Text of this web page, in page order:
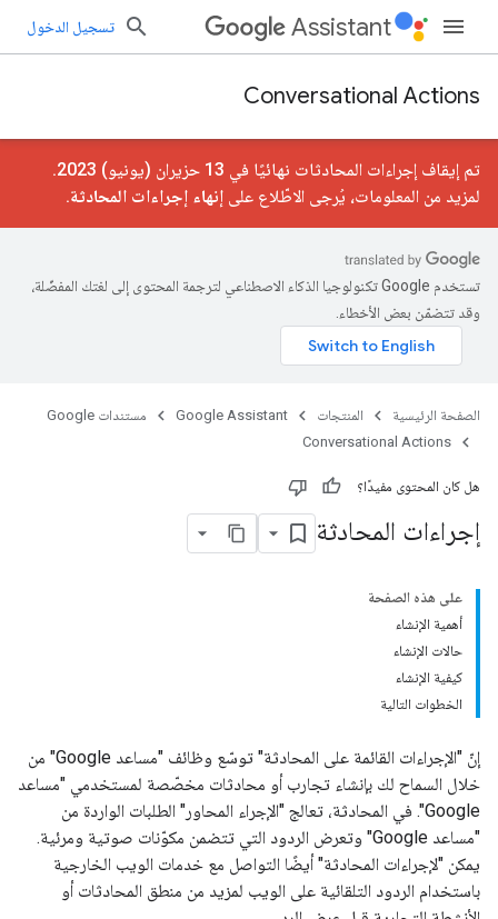
Assistant تسجيل الدخول
Conversational Actions
تم إيقاف إجراءات المحادثات نهائيًا في 13 حزيران (يونيو) 2023.
لمزيد من المعلومات، يُرجى الاطّلاع على إنهاء إجراءات المحادثة.
تستخدم Google تكنولوجيا الذكاء الاصطناعي لترجمة المحتوى إلى لغتك المفضّلة،
وقد تتضمّن بعض الأخطاء.
الصفحة الرئيسية المنتجات Google Assistant
مستندات Google
Conversational Actions
هل كان المحتوى مفيدًا؟
إجراءات المحادثة
على هذه الصفحة
أهمية الإنشاء
حالات الإنشاء
كيفية الإنشاء
الخطوات التالية
إنّ "الإجراءات القائمة على المحادثة" توسّع وظائف "مساعد Google" من
خلال السماح لك بإنشاء تجارب أو محادثات مخصّصة لمستخدمي "مساعد
Google". في المحادثة، تعالج "الإجراء المحاور" الطلبات الواردة من
"مساعد Google" وتعرض الردود التي تتضمن مكوّنات صوتية ومرئية.
يمكن "لإجراءات المحادثة" أيضًا التواصل مع خدمات الويب الخارجية
باستخدام الردود التلقائية على الويب لمزيد من منطق المحادثات أو